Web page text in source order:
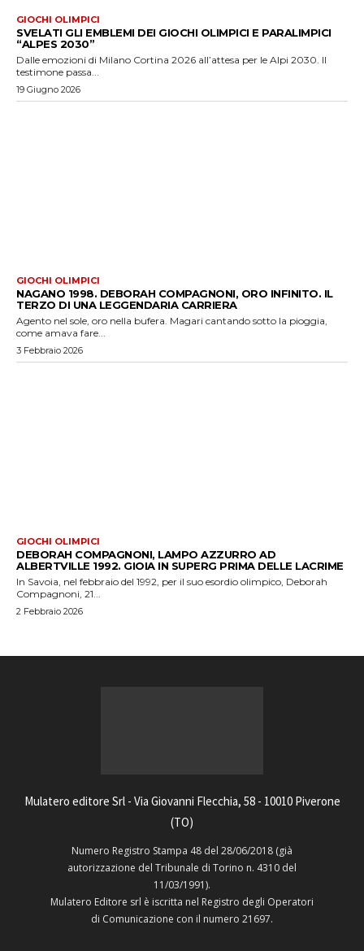
GIOCHI OLIMPICI
SVELATI GLI EMBLEMI DEI GIOCHI OLIMPICI E PARALIMPICI
“ALPES 2030”
Dalle emozioni di Milano Cortina 2026 all’attesa per le Alpi 2030. Il
testimone passa...
19 Giugno 2026
GIOCHI OLIMPICI
NAGANO 1998. DEBORAH COMPAGNONI, ORO INFINITO. IL
TERZO DI UNA LEGGENDARIA CARRIERA
Agento nel sole, oro nella bufera. Magari cantando sotto la pioggia,
come amava fare...
3 Febbraio 2026
GIOCHI OLIMPICI
DEBORAH COMPAGNONI, LAMPO AZZURRO AD
ALBERTVILLE 1992. GIOIA IN SUPERG PRIMA DELLE LACRIME
In Savoia, nel febbraio del 1992, per il suo esordio olimpico, Deborah
Compagnoni, 21...
2 Febbraio 2026
Mulatero editore Srl - Via Giovanni Flecchia, 58 - 10010 Piverone
(TO)
Numero Registro Stampa 48 del 28/06/2018 (già
autorizzazione del Tribunale di Torino n. 4310 del
11/03/1991).
Mulatero Editore srl è iscritta nel Registro degli Operatori
di Comunicazione con il numero 21697.